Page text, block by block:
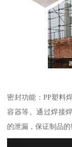
密封功能：PP塑料
容器等。通过焊接
的泄漏，保证制品的